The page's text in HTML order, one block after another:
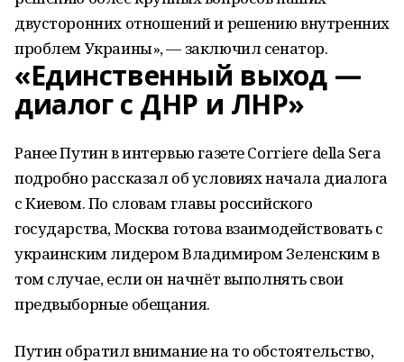
двусторонних отношений и решению внутренних
проблем Украины», — заключил сенатор.
«Единственный выход —
диалог с ДНР и ЛНР»
Ранее Путин в интервью газете Corriere della Sera
подробно рассказал об условиях начала диалога
с Киевом. По словам главы российского
государства, Москва готова взаимодействовать с
украинским лидером Владимиром Зеленским в
том случае, если он начнёт выполнять свои
предвыборные обещания.
Путин обратил внимание на то обстоятельство,